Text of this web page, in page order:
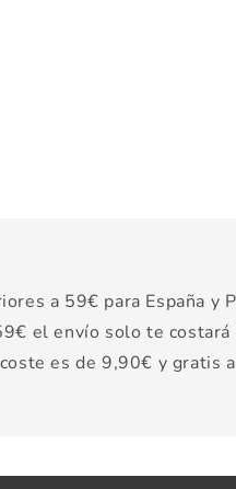
a 59€ para España y
el envío solo te
es de 9,90€ y gratis